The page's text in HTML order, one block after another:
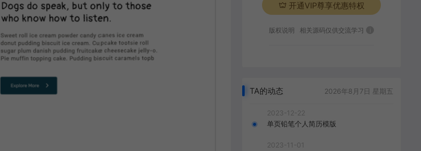
开通VIP尊享优惠特权
版权说明 相关源码仅供交流学习 i
TA的动态 2026年8月7日 星期五
2023-12-22
单页铅笔个人简历模版
2023-11-01